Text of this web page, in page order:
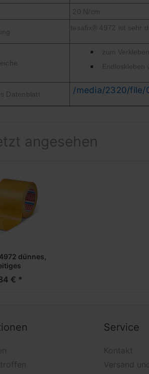
20 N/cm
tesafix® 4972 ist sehr
zum
Endloskleben
Datenblatt /media/2320/
angesehen
dünnes,
€ *
Service
Kontakt
Versand